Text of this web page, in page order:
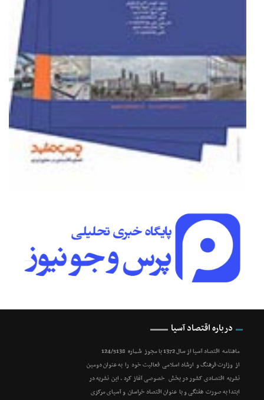
درباره اقتصاد آسیا
ماهنامه اقتصاد آسیا از سال 1372 با مجوز شماره 124/5138
از وزارت فرهنگ و ارشاد اسلامی فعالیت خود را به عنوان دومین
نشریه اقتصادی کشور در بخش خصوصی آغاز کرد . این نشریه در
ابتدا به صورت هفتگی و با عنوان اقتصاد خراسان و آسیای مرکزی